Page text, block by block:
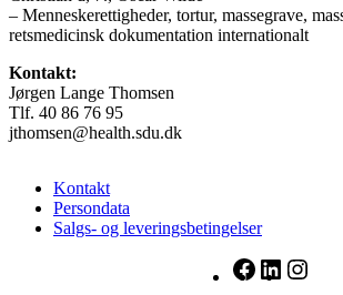
– Menneskerettigheder, tortur, massegrave,
retsmedicinsk dokumentation internationalt
Kontakt:
Jørgen Lange Thomsen
Tlf. 40 86 76 95
jthomsen@health.sdu.dk
Kontakt
Persondata
Salgs- og leveringsbetingelser
Facebook
LinkedIn